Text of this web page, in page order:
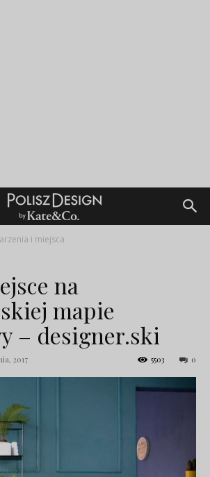
i miejsca
na
mapie
– designer.ski
2017 0
5503